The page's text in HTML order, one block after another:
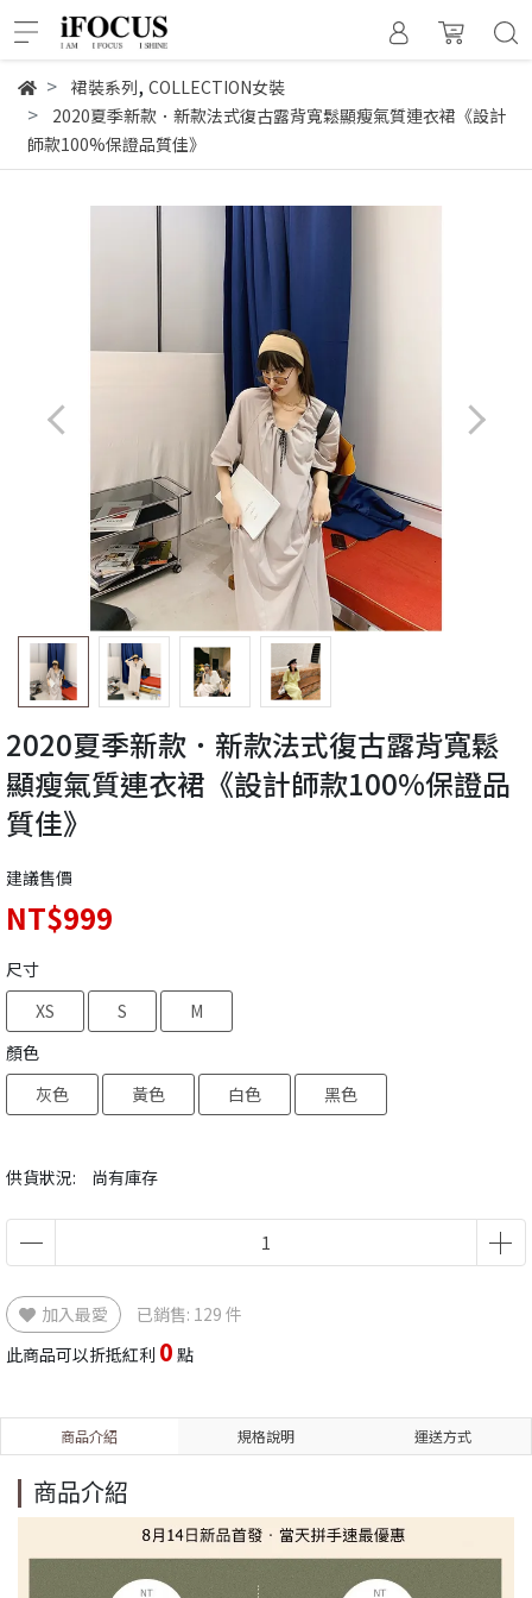
裙裝系列, COLLECTION女裝
2020夏季新款．新款法式復古露背寬鬆顯瘦氣質連衣裙《設計
師款100%保證品質佳》
2020夏季新款．新款法式復古露背寬鬆
顯瘦氣質連衣裙《設計師款100%保證品
質佳》
建議售價
NT$999
供貨狀況: 尚有庫存
尺寸
XS
S
M
顏色
灰色
黃色 白色 黑色
加入最愛
已銷售: 129 件
此商品可以折抵紅利 0 點
商品介紹 規格說明 運送方式
商品介紹